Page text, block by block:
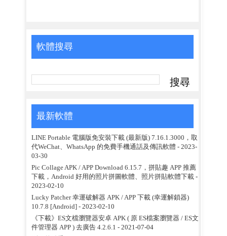
軟體搜尋
最新軟體
LINE Portable 電腦版免安裝下載 (最新版) 7.16.1.3000，取
代WeChat、WhatsApp 的免費手機通話及傳訊軟體 - 2023-
03-30
Pic Collage APK / APP Download 6.15.7，拼貼趣 APP 推薦
下載，Android 好用的照片拼圖軟體、照片拼貼軟體下載-
2023-02-10
Lucky Patcher 幸運破解器 APK / APP 下載 (幸運解鎖器)
10.7.8 [Android] - 2023-02-10
《下載》ES文檔瀏覽器安卓 APK ( 原 ES檔案瀏覽器 / ES文
件管理器 APP ) 去廣告 4.2.6.1 - 2021-07-04